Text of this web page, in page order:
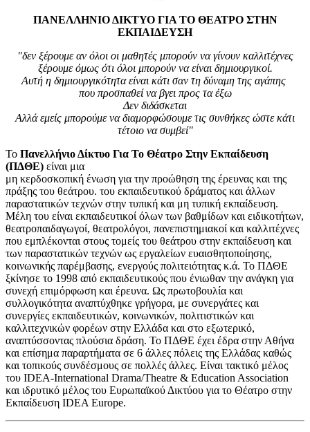
ΠΑΝΕΛΛΗΝΙΟ ΔΙΚΤΥΟ ΓΙΑ ΤΟ ΘΕΑΤΡΟ ΣΤΗΝ
ΕΚΠΑΙΔΕΥΣΗ
"δεν ξέρουμε αν όλοι οι μαθητές μπορούν να γίνουν καλλιτέχνες
ξέρουμε όμως ότι όλοι μπορούν να είναι δημιουργικοί.
Αυτή η δημιουργικότητα είναι κάτι σαν τη δύναμη της αγάπης
που προσπαθεί να βγει προς τα έξω
Δεν διδάσκεται
Αλλά εμείς μπορούμε να διαμορφώσουμε τις συνθήκες ώστε κάτι
τέτοιο να συμβεί"
Το Πανελλήνιο Δίκτυο Για Το Θέατρο Στην Εκπαίδευση
(ΠΔΘΕ) είναι μια
μη κερδοσκοπική ένωση για την προώθηση της έρευνας και της
πράξης του θεάτρου. του εκπαιδευτικού δράματος και άλλων
παραστατικών τεχνών στην τυπική και μη τυπική εκπαίδευση.
Μέλη του είναι εκπαιδευτικοί όλων των βαθμίδων και ειδικοτήτων,
θεατροπαιδαγωγοί, θεατρολόγοι, πανεπιστημιακοί και καλλιτέχνες
που εμπλέκονται στους τομείς του θεάτρου στην εκπαίδευση και
των παραστατικών τεχνών ως εργαλείων ευαισθητοποίησης,
κοινωνικής παρέμβασης, ενεργούς πολιτειότητας κ.ά. Το ΠΔΘΕ
ξκίνησε το 1998 από εκπαιδευτικούς που ένιωθαν την ανάγκη για
συνεχή επιμόρφωση και έρευνα. Ως πρωτοβουλία και
συλλογικότητα αναπτύχθηκε γρήγορα, με συνεργάτες και
συνεργίες εκπαιδευτικών, κοινωνικών, πολιτιστικών και
καλλιτεχνικών φορέων στην Ελλάδα και στο εξωτερικό,
αναπτύσσοντας πλούσια δράση. Το ΠΔΘΕ έχει έδρα στην Αθήνα
και επίσημα παραρτήματα σε 6 άλλες πόλεις της Ελλάδας καθώς
και τοπικούς συνδέσμους σε πολλές άλλες. Είναι τακτικό μέλος
του IDEA-International Drama/Theatre & Education Association
και ιδρυτικό μέλος του Ευρωπαϊκού Δικτύου για το Θέατρο στην
Εκπαίδευση IDEA Europe.